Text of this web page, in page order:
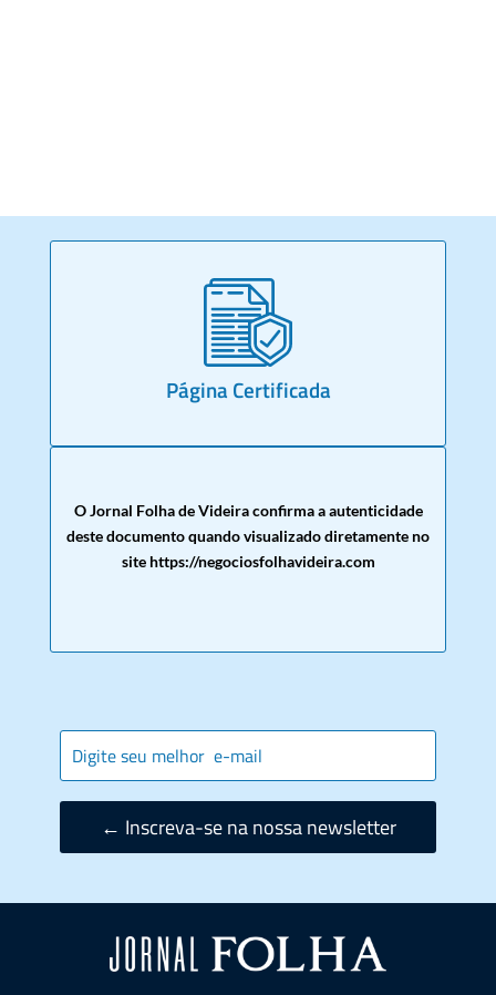
Página Certificada
O Jornal Folha de Videira confirma a autenticidade
deste documento quando visualizado diretamente no
site https://negociosfolhavideira.com
← Inscreva-se na nossa newsletter